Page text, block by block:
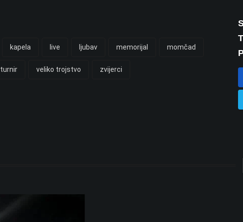
kapela live ljubav memorijal momčad
turnir veliko trojstvo zvijerci